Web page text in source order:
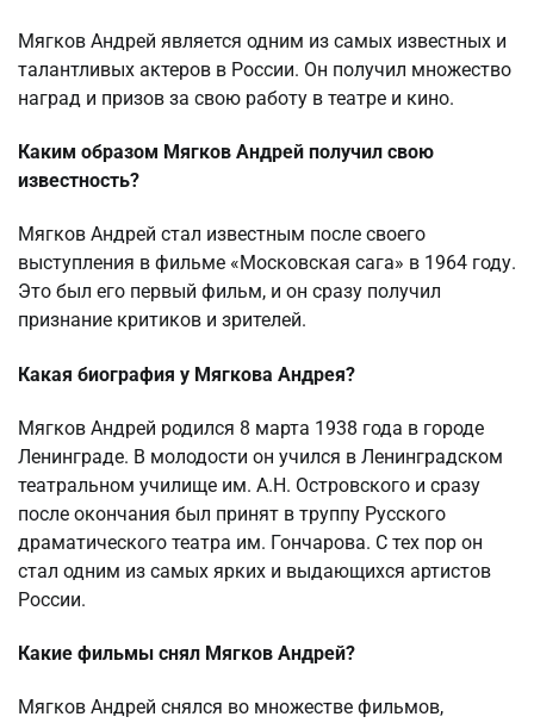
Мягков Андрей является одним из самых известных и
талантливых актеров в России. Он получил множество
наград и призов за свою работу в театре и кино.
Каким образом Мягков Андрей получил свою
известность?
Мягков Андрей стал известным после своего
выступления в фильме «Московская сага» в 1964 году.
Это был его первый фильм, и он сразу получил
признание критиков и зрителей.
Какая биография у Мягкова Андрея?
Мягков Андрей родился 8 марта 1938 года в городе
Ленинграде. В молодости он учился в Ленинградском
театральном училище им. А.Н. Островского и сразу
после окончания был принят в труппу Русского
драматического театра им. Гончарова. С тех пор он
стал одним из самых ярких и выдающихся артистов
России.
Какие фильмы снял Мягков Андрей?
Мягков Андрей снялся во множестве фильмов,